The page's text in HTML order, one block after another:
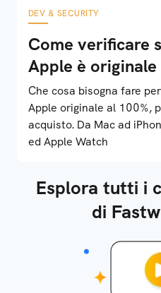
DEV & SECURITY
Come verificare
Apple è originale
Che cosa bisogna fare
Apple originale al 100%,
acquisto. Da Mac ad
ed Apple Watch
Esplora tutti i
di